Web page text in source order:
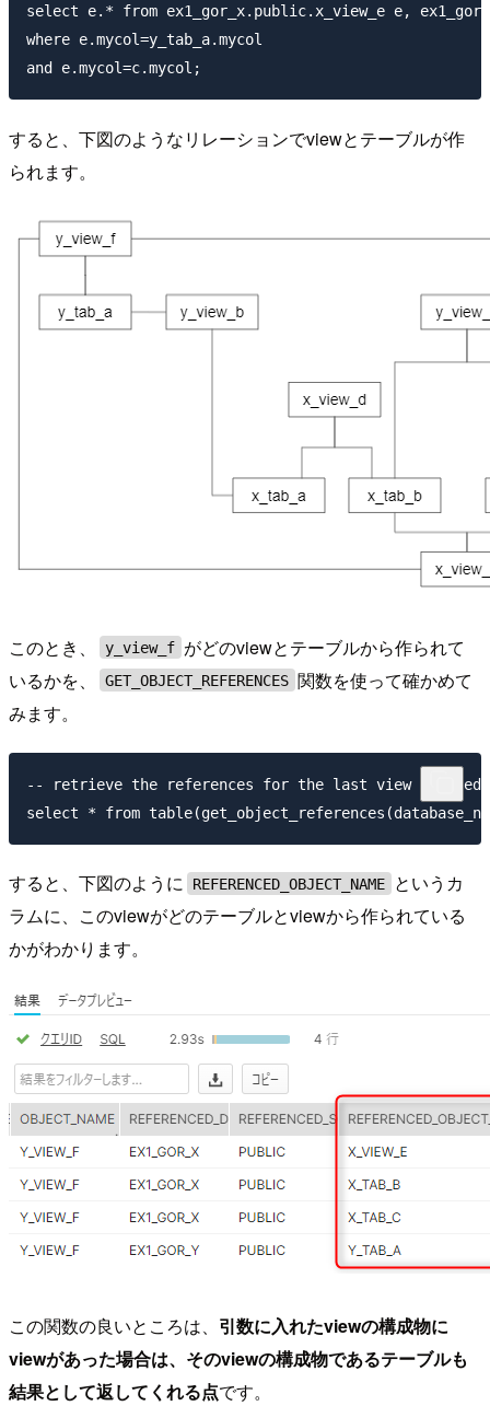
select e.* from ex1_gor_x.public.x_view_e e,
where e.mycol=y_tab_a.mycol
すると、下図のようなリレーションでviewとテーブルが作
られます。
このとき、 y_view_f がどのviewとテーブルから作られて
いるかを、
GET_OBJECT_REFERENCES 関数を使って確かめて
みます。
-- retrieve the references for the last view created
すると、下図のように REFERENCED_OBJECT_NAME
というカ
ラムに、このviewがどのテーブルとviewから作られている
かがわかります。
この関数の良いところは、 引数に入れたviewの構成物に
viewがあった場合は、そのviewの構成物であるテーブルも
結果として返してくれる点です。